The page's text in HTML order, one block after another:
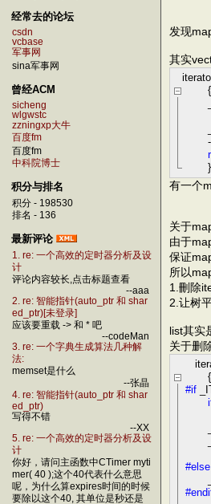
经常去的论坛
csdn
vcbase
军事网
sina军事网
曾经ACM
sicheng
wlgwstc
zzningxp大牛
百度fm
百度fm
中科院博士
积分与排名
积分 - 198530
排名 - 136
最新评论
1. re: 一个高效的定时器分析及设
计
评论内容较长,点击标题查看
--aaa
2. re: 智能指针(auto_ptr 和 shar
ed_ptr)[未登录]
应该要重载 -> 和 * 吧
--codeMan
3. re: 一个字典生成算法几种解
法:
memset是什么
--张晶
4. re: 智能指针(auto_ptr 和 shar
ed_ptr)
写得不错
--XX
5. re: 一个高效的定时器分析及设
计
你好，请问主函数中CTimer myti
mer( 40 );这个40代表什么意思
呢，为什么算expires时间的时候
要除以这个40, 其单位是秒还是
发现
其实
}
有一个
关于
由于
保证
所以
1.刪除
2.让树
list其实
关于删
#if
#else